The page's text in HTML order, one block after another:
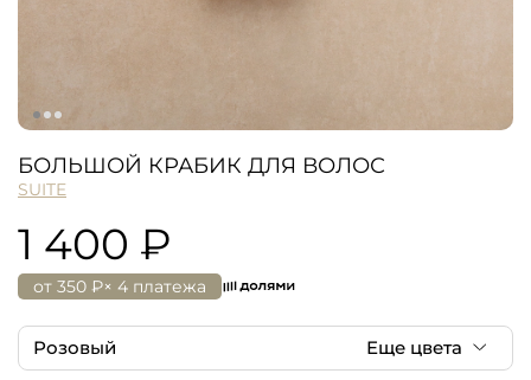
БОЛЬШОЙ КРАБИК ДЛЯ ВОЛОС
SUITE
1 400 ₽
от 350 ₽× 4 платежа
Розовый Еще цвета